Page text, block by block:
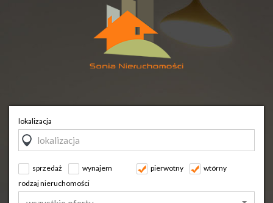
lokalizacja
sprzedaż wynajem pierwotny
wtórny
rodzaj nieruchomości